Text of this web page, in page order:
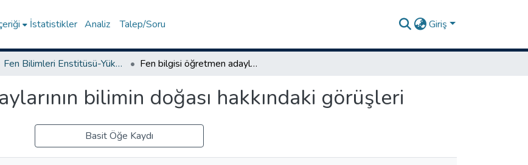
İstatistikler Analiz Talep/Soru Giriş
Fen Bilimleri Enstitüsü-Yüksek Lisans Tezleri Fen bilgisi öğretmen adaylarının bilimin doğası hakkındaki görüşleri
bilimin doğası hakkındaki görüşleri
Basit Öğe Kaydı